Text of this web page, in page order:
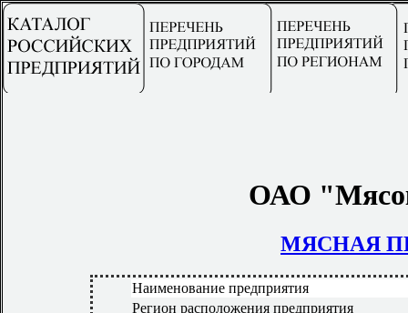
ОАО
МЯСНАЯ
Наименование предприятия
Регион расположения предприятия